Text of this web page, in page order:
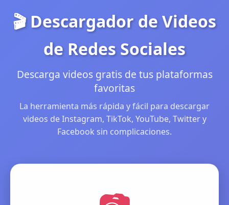
🎬 Descargador de Videos
de Redes Sociales
Descarga videos gratis de tus plataformas
favoritas
La herramienta más rápida y fácil para descargar
videos de Instagram, TikTok, YouTube, Twitter y
Facebook sin complicaciones.